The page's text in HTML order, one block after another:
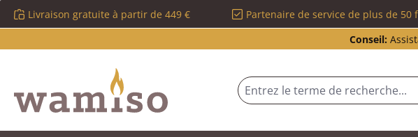
au contenu principal
Passer à la recherche
Passer à la navigation principale
Livraison gratuite à partir de 449 € Partenaire de service de plus de 50
Conseil: